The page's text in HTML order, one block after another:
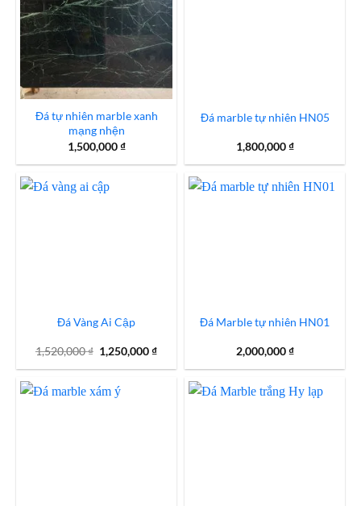
Đá tự nhiên marble xanh
mạng nhện
1,500,000₫
Đá marble tự nhiên HN05
1,800,000₫
Đá Vàng Ai Cập
1,520,000₫ Giá
gốc
là:
1,520,000 ₫.
1,250,000₫Giá
tại
1,250,000 ₫.
Đá Marble tự nhiên HN01
2,000,000₫